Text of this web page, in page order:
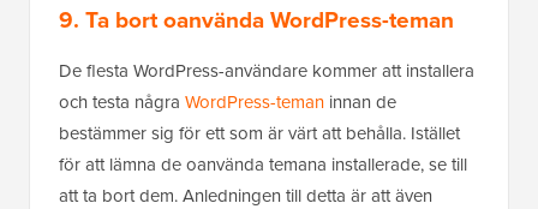
9. Ta bort oanvända WordPress-teman
De flesta WordPress-användare kommer att installera
och testa några WordPress-teman innan de
bestämmer sig för ett som är värt att behålla. Istället
för att lämna de oanvända temana installerade, se till
att ta bort dem. Anledningen till detta är att även